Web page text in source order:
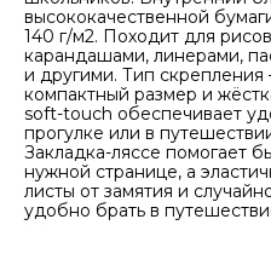
высококачественной
140 г/м2. Походит для
карандашами, линерами,
и другими. Тип
компактный размер и
soft-touch обеспечивает
прогулке или в
Закладка-ляссе помогает
нужной странице, а
листы от замятия и
удобно брать в